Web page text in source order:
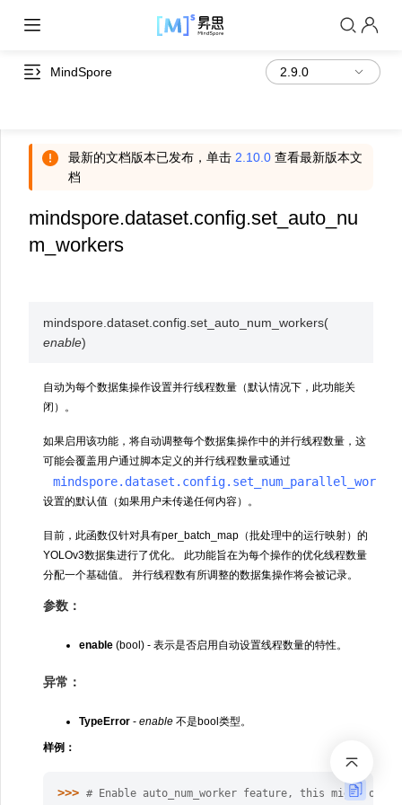
MindSpore
最新的文档版本已发布，单击 2.10.0 查看最新版本文
档
mindspore.dataset.config.set_auto_nu
m_workers
mindspore.dataset.config.set_auto_num_workers(
enable)
自动为每个数据集操作设置并行线程数量（默认情况下，此功能关
闭）。
如果启用该功能，将自动调整每个数据集操作中的并行线程数量，这
可能会覆盖用户通过脚本定义的并行线程数量或通过
设置的默认值（如果用户未传递任何内容）。
目前，此函数仅针对具有per_batch_map（批处理中的运行映射）的
YOLOv3数据集进行了优化。 此功能旨在为每个操作的优化线程数量
分配一个基础值。 并行线程数有所调整的数据集操作将会被记录。
参数：
enable (bool) - 表示是否启用自动设置线程数量的特性。
异常：
TypeError - enable 不是bool类型。
样例：
>>> # Enable auto_num_worker feature, this might